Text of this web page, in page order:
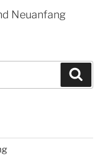
Neuanfang